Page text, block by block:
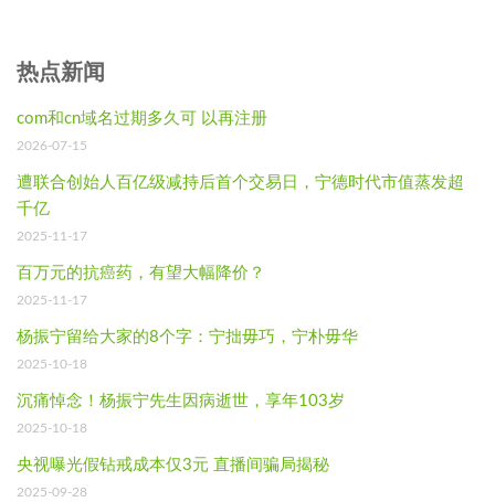
热点新闻
com和cn域名过期多久可 以再注册
2026-07-15
遭联合创始人百亿级减持后首个交易日，宁德时代市值蒸发超
千亿
2025-11-17
百万元的抗癌药，有望大幅降价？
2025-11-17
杨振宁留给大家的8个字：宁拙毋巧，宁朴毋华
2025-10-18
沉痛悼念！杨振宁先生因病逝世，享年103岁
2025-10-18
央视曝光假钻戒成本仅3元 直播间骗局揭秘
2025-09-28